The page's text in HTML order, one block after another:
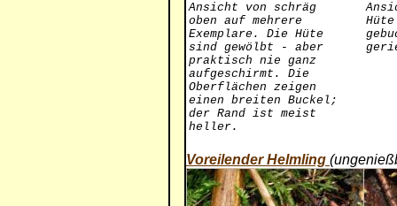
Ansicht von schräg
oben auf mehrere
Exemplare. Die Hüte
sind gewölbt - aber
praktisch nie ganz
aufgeschirmt. Die
Oberflächen zeigen
einen breiten Buckel;
der Rand ist meist
heller.
Voreilender Helmling